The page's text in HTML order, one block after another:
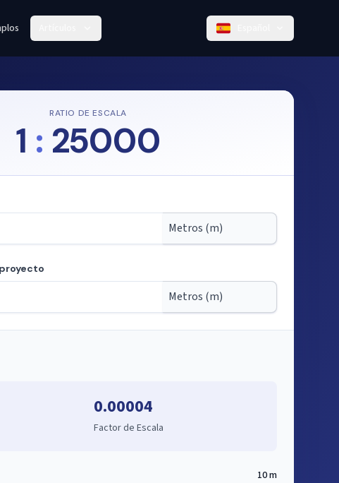
RATIO DE ESCALA
1 : 25000
a partir de la escala
0.00004
Factor de Escala
10 m